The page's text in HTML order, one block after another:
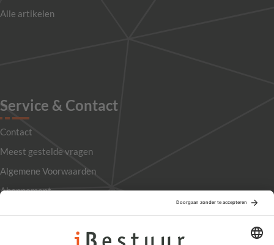
Alle artikelen
Service & Contact
Contact
Meest gestelde vragen
Algemene Voorwaarden
Abonnement